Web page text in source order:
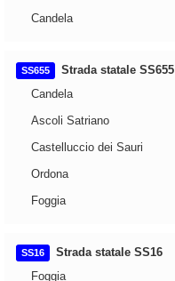
Candela
SS655
Strada statale SS655
Candela
Ascoli Satriano
Castelluccio dei Sauri
Ordona
Foggia
SS16
Strada statale SS16
Foggia